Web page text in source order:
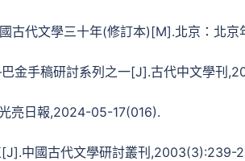
古代文學三十年(修訂本)[M].北京：北
金手稿研討系列之一[J].古代中文學刊
亮日報,2024-05-17(016).
中國古代文學研討叢刊,2003(3):239-